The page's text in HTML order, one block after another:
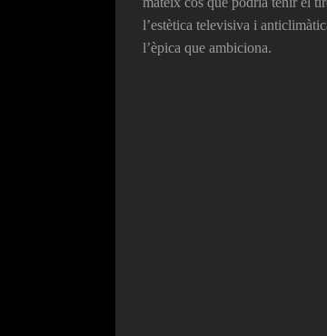
l’estètica televisiva i
l’èpica que ambiciona.